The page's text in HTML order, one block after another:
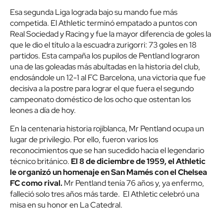
Esa segunda Liga lograda bajo su mando fue más
competida. El Athletic terminó empatado a puntos con
Real Sociedad y Racing y fue la mayor diferencia de goles la
que le dio el título a la escuadra zurigorri: 73 goles en 18
partidos. Esta campaña los pupilos de Pentland lograron
una de las goleadas más abultadas en la historia del club,
endosándole un 12-1 al FC Barcelona, una victoria que fue
decisiva a la postre para lograr el que fuera el segundo
campeonato doméstico de los ocho que ostentan los
leones a día de hoy.
En la centenaria historia rojiblanca, Mr Pentland ocupa un
lugar de privilegio. Por ello, fueron varios los
reconocimientos que se han sucedido hacia el legendario
técnico británico. El 8 de diciembre de 1959, el Athletic
le organizó un homenaje en San Mamés con el Chelsea
FC como rival.Mr Pentland tenía 76 años y, ya enfermo,
falleció solo tres años más tarde. El Athletic celebró una
misa en su honor en La Catedral.